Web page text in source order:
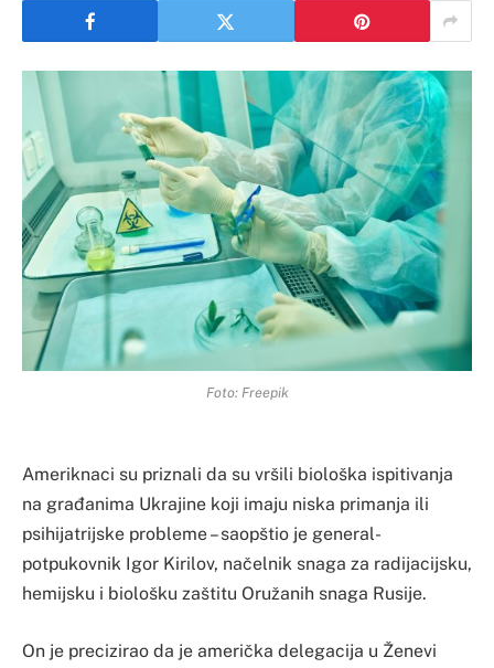
Foto: Freepik
Ameriknaci su priznali da su vršili biološka ispitivanja
na građanima Ukrajine koji imaju niska primanja ili
psihijatrijske probleme – saopštio je general-
potpukovnik Igor Kirilov, načelnik snaga za radijacijsku,
hemijsku i biološku zaštitu Oružanih snaga Rusije.
On je precizirao da je američka delegacija u Ženevi